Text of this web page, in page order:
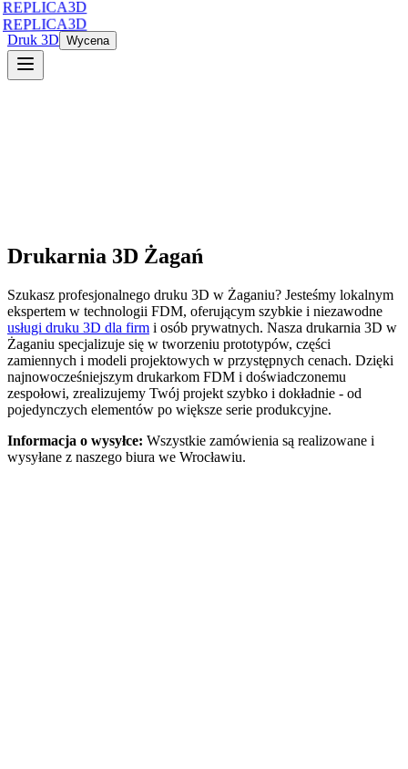
REPLICA3D
REPLICA3D
Druk 3D Wycena
Drukarnia 3D Żagań
Szukasz profesjonalnego druku 3D w Żaganiu? Jesteśmy lokalnym
ekspertem w technologii FDM, oferującym szybkie i niezawodne
usługi druku 3D dla firm i osób prywatnych. Nasza drukarnia 3D w
Żaganiu specjalizuje się w tworzeniu prototypów, części
zamiennych i modeli projektowych w przystępnych cenach. Dzięki
najnowocześniejszym drukarkom FDM i doświadczonemu
zespołowi, zrealizujemy Twój projekt szybko i dokładnie - od
pojedynczych elementów po większe serie produkcyjne.
Informacja o wysyłce: Wszystkie zamówienia są realizowane i
wysyłane z naszego biura we Wrocławiu.